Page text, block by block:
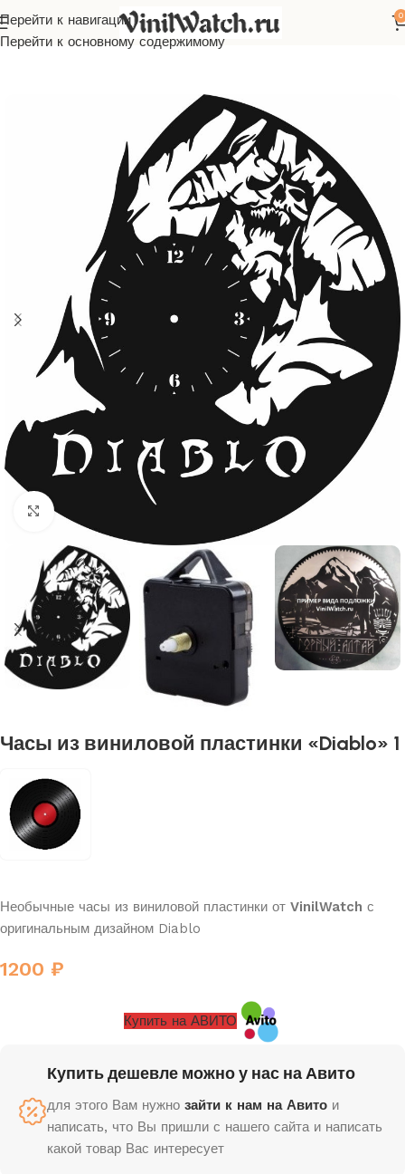
Перейти к навигации
Перейти к основному содержимому
0
Главная Часы из виниловой пластинки Компьютерные игры
Нажмите, чтобы увеличить
Часы из виниловой пластинки «Diablo» 1
Необычные часы из виниловой пластинки от VinilWatch с
оригинальным дизайном Diablo
1200 ₽
Купить на АВИТО
Купить дешевле можно у нас на Авито
для этого Вам нужно зайти к нам на Авито и
написать, что Вы пришли с нашего сайта и написать
какой товар Вас интересует